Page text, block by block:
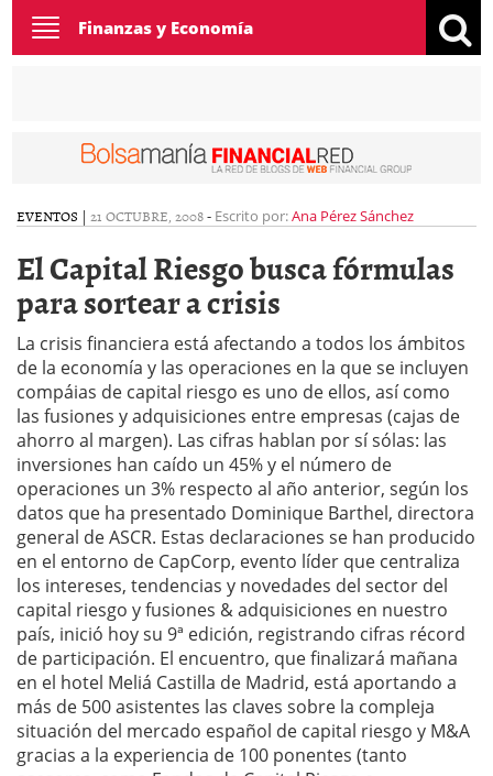
Toggle
navigation
Finanzas y Economía
EVENTOS | 21 OCTUBRE, 2008- Escrito por:Ana Pérez Sánchez
El Capital Riesgo busca fórmulas
para sortear a crisis
La crisis financiera está afectando a todos los ámbitos
de la economía y las operaciones en la que se incluyen
compáias de capital riesgo es uno de ellos, así como
las fusiones y adquisiciones entre empresas (cajas de
ahorro al margen). Las cifras hablan por sí sólas: las
inversiones han caído un 45% y el número de
operaciones un 3% respecto al año anterior, según los
datos que ha presentado Dominique Barthel, directora
general de ASCR. Estas declaraciones se han producido
en el entorno de CapCorp, evento líder que centraliza
los intereses, tendencias y novedades del sector del
capital riesgo y fusiones & adquisiciones en nuestro
país, inició hoy su 9ª edición, registrando cifras récord
de participación. El encuentro, que finalizará mañana
en el hotel Meliá Castilla de Madrid, está aportando a
más de 500 asistentes las claves sobre la compleja
situación del mercado español de capital riesgo y M&A
gracias a la experiencia de 100 ponentes (tanto